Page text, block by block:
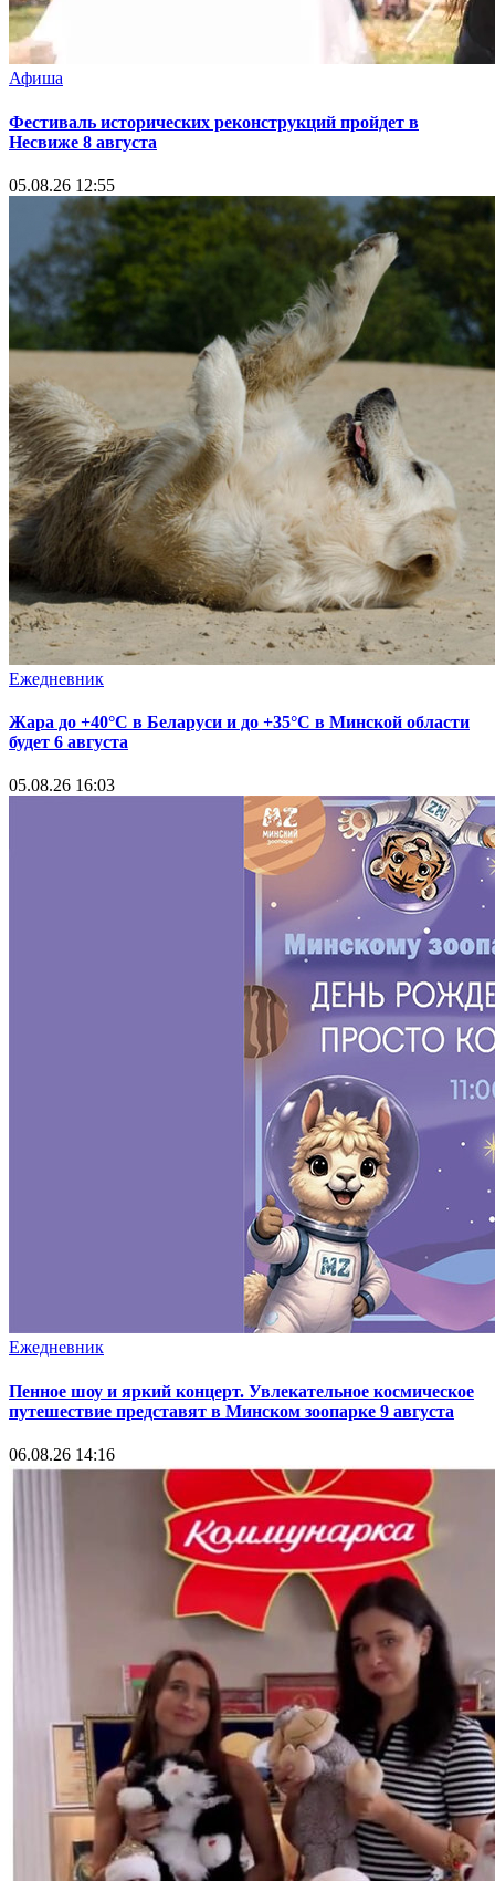
Афиша
Фестиваль исторических реконструкций пройдет в
Несвиже 8 августа
05.08.26 12:55
Ежедневник
Жара до +40°С в Беларуси и до +35°С в Минской области
будет 6 августа
05.08.26 16:03
Ежедневник
Пенное шоу и яркий концерт. Увлекательное космическое
путешествие представят в Минском зоопарке 9 августа
06.08.26 14:16